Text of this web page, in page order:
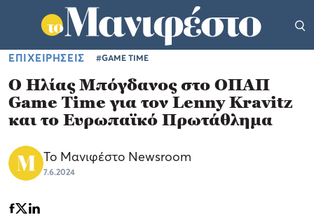
ΕΠΙΧΕΙΡΗΣΕΙΣ #GAME TIME
O Ηλίας Μπόγδανος στο ΟΠΑΠ
Game Time για τον Lenny Kravitz
και το Ευρωπαϊκό Πρωτάθλημα
Το Μανιφέστο Newsroom
7.6.2024